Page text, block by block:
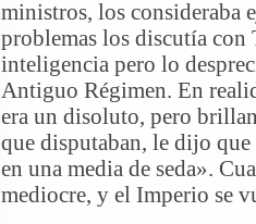
ministros, los consideraba
problemas los discutía con
inteligencia pero lo
Antiguo Régimen. En
era un disoluto, pero
que disputaban, le dijo
en una media de seda».
mediocre, y el Imperio se